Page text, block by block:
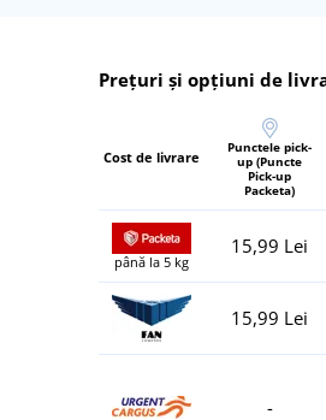
Prețuri și opțiuni de
Cost de livrare
Punctele pick-
up (Puncte
Pick-up
Packeta)
până la 5 kg
15,99 Lei
15,99 Lei
-